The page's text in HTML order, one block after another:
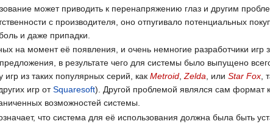
может приводить к перенапряжению глаз и другим
с производителя, оно отпугивало потенциальных
и даже припадки.
на момент её появления, и очень немногие разработчики игр
в результате чего для системы было выпущено
из таких популярных серий, какMetroid ,Zelda , илиStar Fox ,
игр отSquaresoft). Другой проблемой являлся сам формат
возможностей системы.
что система для её использования должна была быть